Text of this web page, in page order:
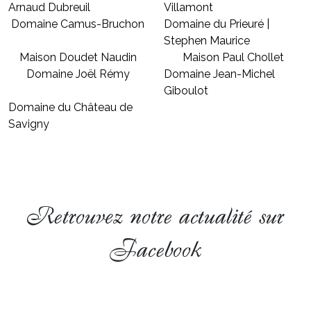
Arnaud Dubreuil
Villamont
Domaine Camus-Bruchon
Domaine du Prieuré |
Stephen Maurice
Maison Doudet Naudin
Maison Paul Chollet
Domaine Joël Rémy
Domaine Jean-Michel
Giboulot
Domaine du Château de
Savigny
Retrouvez notre actualité sur
Facebook